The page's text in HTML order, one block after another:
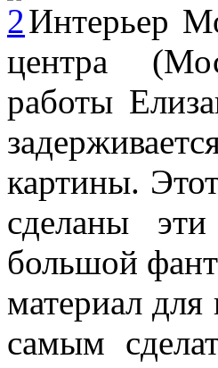
Интерьер
центра
работы
картины.
сделаны
большой
материал
самым